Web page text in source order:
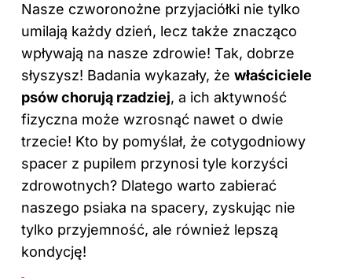
Nasze czworonożne przyjaciółki nie tylko
umilają każdy dzień, lecz także znacząco
wpływają na nasze zdrowie! Tak, dobrze
słyszysz! Badania wykazały, że właściciele
psów chorują rzadziej, a ich aktywność
fizyczna może wzrosnąć nawet o dwie
trzecie! Kto by pomyślał, że cotygodniowy
spacer z pupilem przynosi tyle korzyści
zdrowotnych? Dlatego warto zabierać
naszego psiaka na spacery, zyskując nie
tylko przyjemność, ale również lepszą
kondycję!